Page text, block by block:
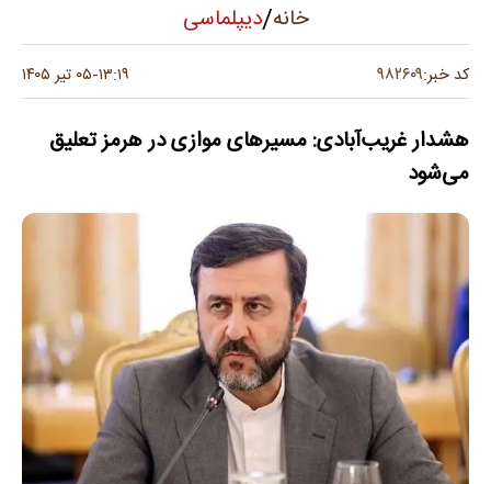
خانه/دیپلماسی
کد خبر:۹۸۲۶۰۹ ۱۳:۱۹-۰۵ تیر ۱۴۰۵
هشدار غریب‌آبادی: مسیرهای موازی در هرمز تعلیق
می‌شود